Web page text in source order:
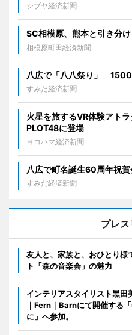
シブヤ経済新聞
SC相模原、熊本と引き分
相模原町田経済新聞
八広で「八八祭り」 1500
すみだ経済新聞
火星を旅するVR体験アト
PLOT48に登場
ヨコハマ経済新聞
八広で町名誕生60周年祝
すみだ経済新聞
プレ
友人と、家族と、おひとり様
ト「森の音楽会」の魅力
インテリアスタイリスト黒
｜Fern｜Barnにて開催する
に」へ参加。